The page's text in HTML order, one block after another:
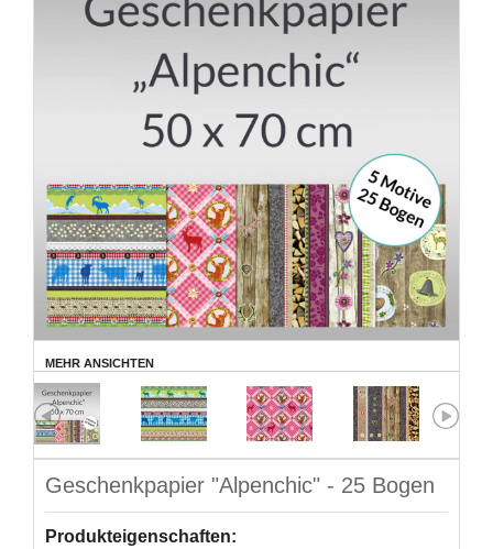
MEHR ANSICHTEN
Geschenkpapier "Alpenchic" - 25 Bogen
Produkteigenschaften: